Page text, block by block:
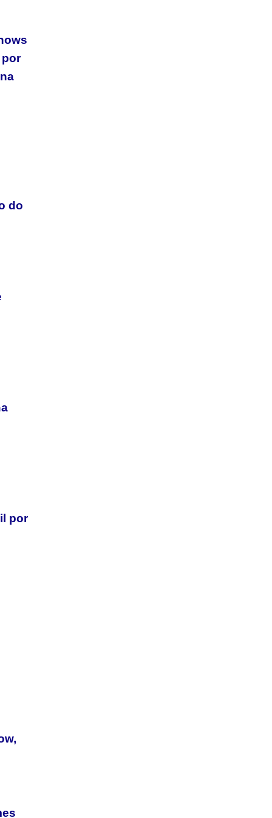
por
do
por